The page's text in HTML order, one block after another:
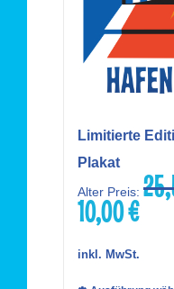
Limitierte
Plakat
Alter Preis:
10,00€
inkl. MwSt.